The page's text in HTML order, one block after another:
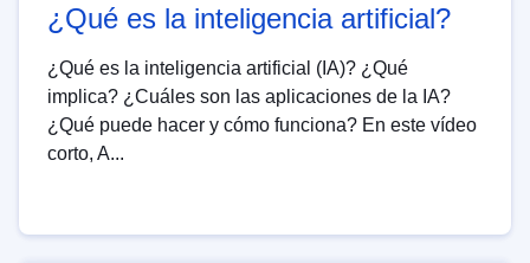
¿Qué es la inteligencia artificial?
¿Qué es la inteligencia artificial (IA)? ¿Qué
implica? ¿Cuáles son las aplicaciones de la IA?
¿Qué puede hacer y cómo funciona? En este vídeo
corto, A...